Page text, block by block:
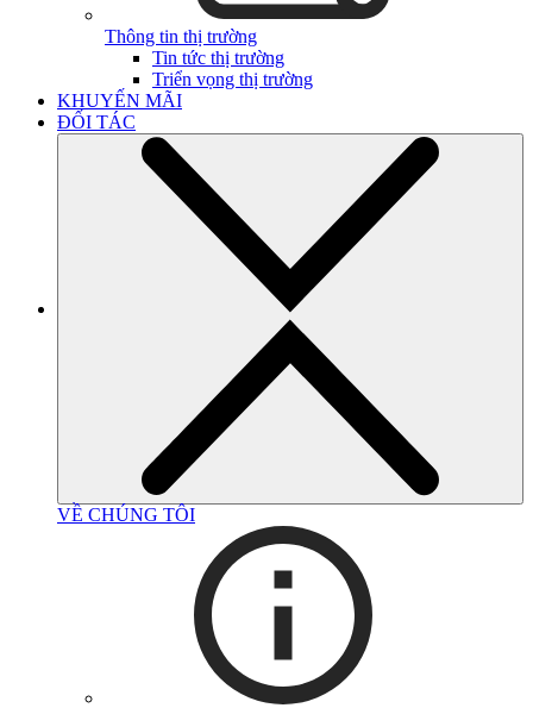
Thông tin thị trường
Tin tức thị trường
Triển vọng thị trường
KHUYẾN MÃI
ĐỐI TÁC
VỀ CHÚNG TÔI